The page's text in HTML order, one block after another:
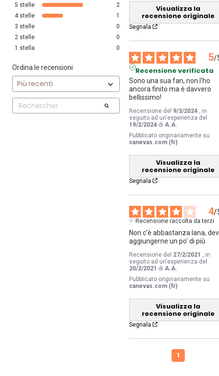
5 stelle
2
4 stelle
1
3 stelle
0
2 stelle
0
1 stella 0
Ordina le recensioni
Visualizza la
recensione originale
Segnala
5/
Recensione verificata
Sono una sua fan, non l'ho
ancora finito ma è davvero
bellissimo!
Recensione del 9/3/2024
, in
seguito ad un'esperienza del
19/2/2024 di A.A.
Pubblicato originariamente su
canevas.com (fr)
Visualizza la
recensione originale
Segnala
4/
Recensione raccolta da terzi
Non c'è abbastanza lana,
aggiungerne un po' di più
Recensione del 27/2/2021
, in
seguito ad un'esperienza del
20/2/2021 di A.A.
Pubblicato originariamente su
canevas.com (fr)
Visualizza la
recensione originale
Segnala
1